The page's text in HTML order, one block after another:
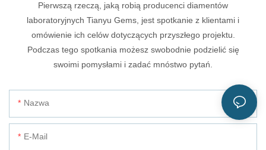
Pierwszą rzeczą, jaką robią producenci diamentów
laboratoryjnych Tianyu Gems, jest spotkanie z klientami i
omówienie ich celów dotyczących przyszłego projektu.
Podczas tego spotkania możesz swobodnie podzielić się
swoimi pomysłami i zadać mnóstwo pytań.
Nazwa
E-Mail